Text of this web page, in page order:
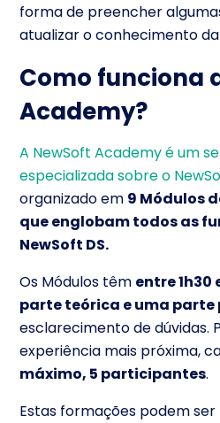
forma de preencher
atualizar o conhecimento
Como funciona
Academy?
A NewSoft Academy é um
especializada sobre o
organizado em 9 Módulos
que englobam todos as
NewSoft DS.
Os Módulos têm entre 1h30
parte teórica e uma
esclarecimento de dúvidas.
experiência mais próxima,
máximo, 5 participantes.
Estas formações podem